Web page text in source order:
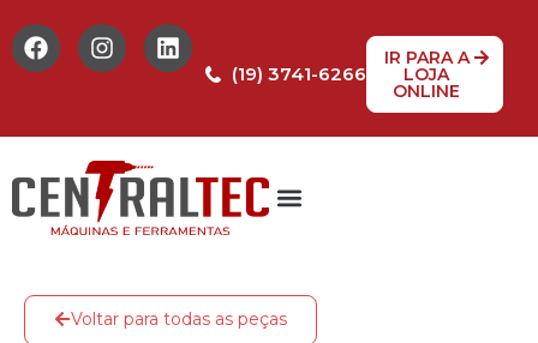
(19) 3741-6266
IR PARA A
LOJA
ONLINE
Voltar para todas as peças